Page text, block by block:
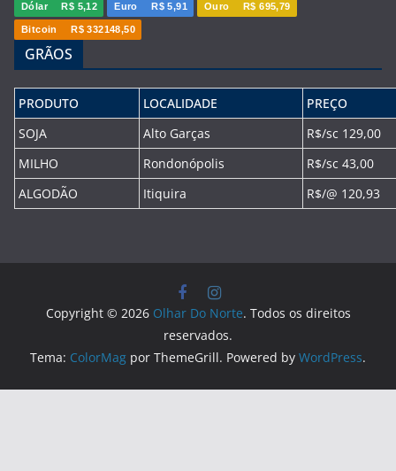
Dólar R$ 5,12 Euro R$ 5,91 Ouro R$ 695,79
Bitcoin R$ 332148,50
GRÃOS
PRODUTO LOCALIDADE
PREÇO
SOJA
Alto Garças
R$/sc 129,00
MILHO
Rondonópolis
R$/sc 43,00
ALGODÃO
Itiquira R$/@ 120,93
Copyright © 2026 Olhar Do Norte. Todos os direitos
reservados.
Tema: ColorMag por ThemeGrill. Powered by WordPress.